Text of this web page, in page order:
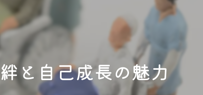
と自己成長の魅力